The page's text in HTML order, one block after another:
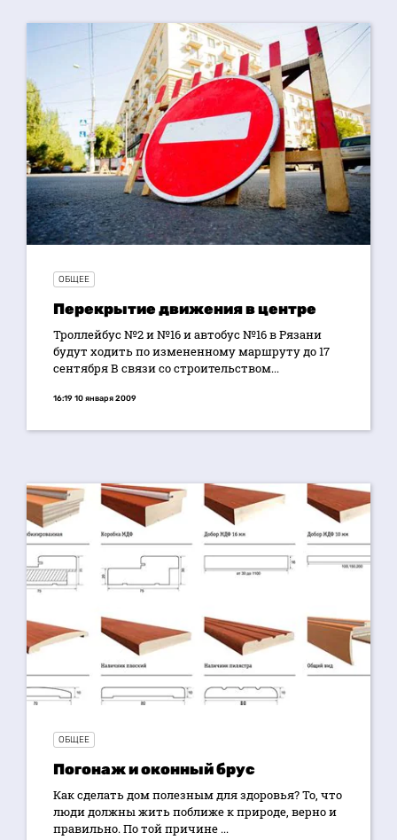
ОБЩЕЕ
Перекрытие движения в центре
Троллейбус №2 и №16 и автобус №16 в Рязани
будут ходить по измененному маршруту до 17
сентября В связи со строительством...
16:19 10 января 2009
ОБЩЕЕ
Погонаж и оконный брус
Как сделать дом полезным для здоровья? То, что
люди должны жить поближе к природе, верно и
правильно. По той причине ...